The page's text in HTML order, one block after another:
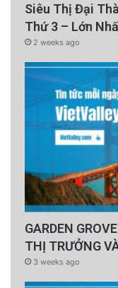
Siêu Thị Đại
Thứ 3 – Lớn
2 weeks ago
GARDEN
THỊ TRƯỞNG
3 weeks ago